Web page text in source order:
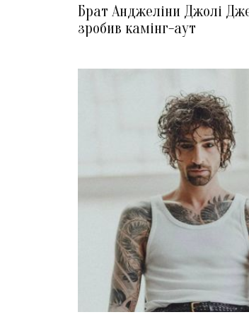
Брат Анджеліни Джолі
зробив камінг-аут